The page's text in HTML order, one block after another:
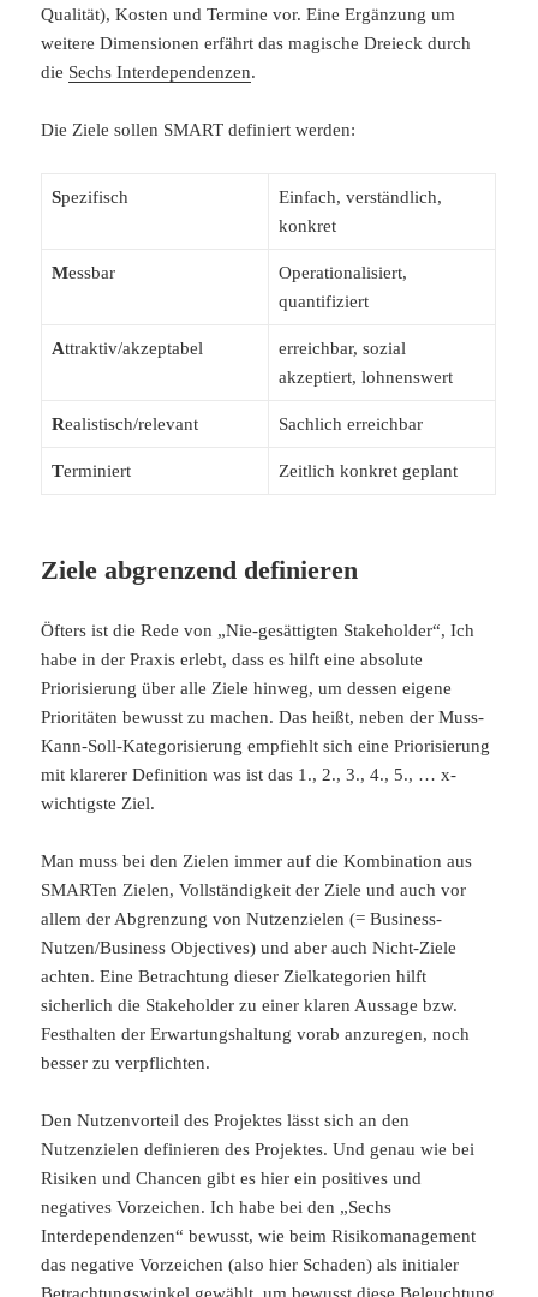
Qualität), Kosten und Termine vor. Eine Ergänzung um
weitere Dimensionen erfährt das magische Dreieck durch
die Sechs Interdependenzen.
Die Ziele sollen SMART definiert werden:
Spezifisch
Einfach, verständlich,
konkret
Messbar
Operationalisiert,
quantifiziert
Attraktiv/akzeptabel
erreichbar, sozial
akzeptiert, lohnenswert
Realistisch/relevant Sachlich erreichbar
Terminiert Zeitlich konkret geplant
Ziele abgrenzend definieren
Öfters ist die Rede von „Nie-gesättigten Stakeholder“, Ich
habe in der Praxis erlebt, dass es hilft eine absolute
Priorisierung über alle Ziele hinweg, um dessen eigene
Prioritäten bewusst zu machen. Das heißt, neben der Muss-
Kann-Soll-Kategorisierung empfiehlt sich eine Priorisierung
mit klarerer Definition was ist das 1., 2., 3., 4., 5., … x-
wichtigste Ziel.
Man muss bei den Zielen immer auf die Kombination aus
SMARTen Zielen, Vollständigkeit der Ziele und auch vor
allem der Abgrenzung von Nutzenzielen (= Business-
Nutzen/Business Objectives) und aber auch Nicht-Ziele
achten. Eine Betrachtung dieser Zielkategorien hilft
sicherlich die Stakeholder zu einer klaren Aussage bzw.
Festhalten der Erwartungshaltung vorab anzuregen, noch
besser zu verpflichten.
Den Nutzenvorteil des Projektes lässt sich an den
Nutzenzielen definieren des Projektes. Und genau wie bei
Risiken und Chancen gibt es hier ein positives und
negatives Vorzeichen. Ich habe bei den „Sechs
Interdependenzen“ bewusst, wie beim Risikomanagement
das negative Vorzeichen (also hier Schaden) als initialer